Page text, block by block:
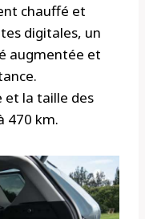
chauffé et
digitales, un
augmentée et
et la taille des
470 km.